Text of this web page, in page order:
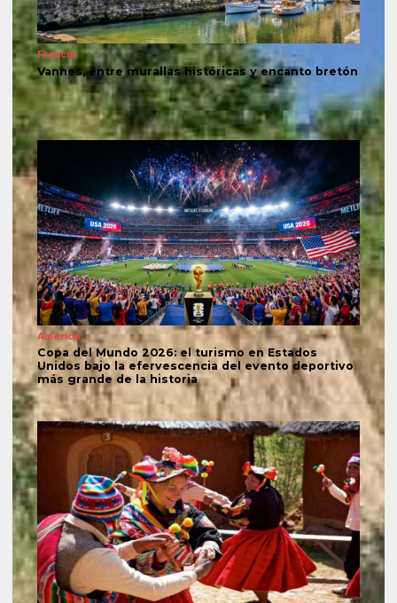
Francia
Vannes, entre murallas históricas y encanto bretón
América
Copa del Mundo 2026: el turismo en Estados
Unidos bajo la efervescencia del evento deportivo
más grande de la historia